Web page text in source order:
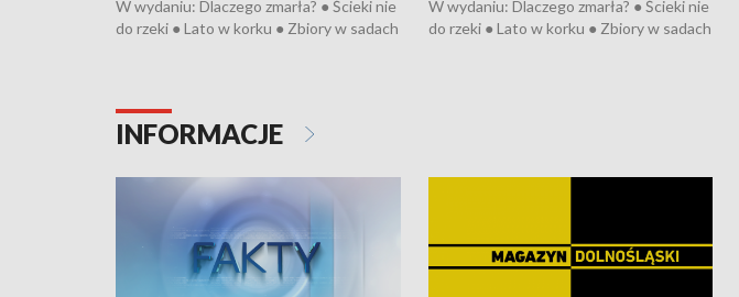
W wydaniu: Dlaczego zmarła? ● Ścieki nie
do rzeki ● Lato w korku ● Zbiory w sadach
W wydaniu: Dlaczego zmarła? ● Ścieki nie
do rzeki ● Lato w korku ● Zbiory w sadach
INFORMACJE